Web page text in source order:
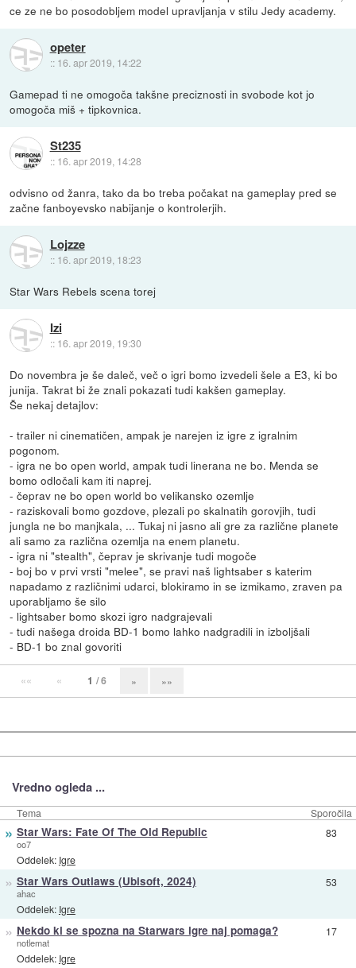
ce ze ne bo posodobljem model upravljanja v stilu Jedy academy.
opeter
:: 16. apr 2019, 14:22
Gamepad ti ne omogoča takšne preciznosti in svobode kot jo
omogoča miš + tipkovnica.
St235
:: 16. apr 2019, 14:28
odvisno od žanra, tako da bo treba počakat na gameplay pred se
začne fanboyevsko nabijanje o kontrolerjih.
Lojzze
:: 16. apr 2019, 18:23
Star Wars Rebels scena torej
Izi
:: 16. apr 2019, 19:30
Do novembra je še daleč, več o igri bomo izvedeli šele a E3, ki bo
junija. Takrat bi že znali pokazati tudi kakšen gameplay.
Še nekaj detajlov:
- trailer ni cinematičen, ampak je narejen iz igre z igralnim
pogonom.
- igra ne bo open world, ampak tudi linerana ne bo. Menda se
bomo odločali kam iti naprej.
- čeprav ne bo open world bo velikansko ozemlje
- raziskovali bomo gozdove, plezali po skalnatih gorovjih, tudi
jungla ne bo manjkala, ... Tukaj ni jasno ali gre za različne planete
ali samo za različna ozemlja na enem planetu.
- igra ni "stealth", čeprav je skrivanje tudi mogoče
- boj bo v prvi vrsti "melee", se pravi naš lightsaber s katerim
napadamo z različnimi udarci, blokiramo in se izmikamo, zraven pa
uporabljamo še silo
- lightsaber bomo skozi igro nadgrajevali
- tudi našega droida BD-1 bomo lahko nadgradili in izboljšali
- BD-1 bo znal govoriti
«« « 1 / 6 » »»
Vredno ogleda ...
Tema Sporočila
» Star Wars: Fate Of The Old Republic
oo7
Oddelek: Igre
83
» Star Wars Outlaws (Ubisoft, 2024)
ahac
Oddelek: Igre
53
» Nekdo ki se spozna na Starwars igre naj pomaga?
notlemat
Oddelek: Igre
17